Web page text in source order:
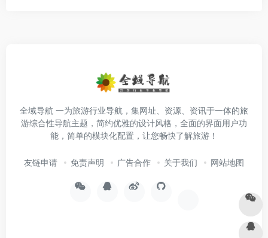
全域导航 一为旅游行业导航，集网址、资源、资讯于一体的旅
游综合性导航主题，简约优雅的设计风格，全面的界面用户功
能，简单的模块化配置，让您畅快了解旅游！
友链申请 免责声明 广告合作 关于我们 网站地图